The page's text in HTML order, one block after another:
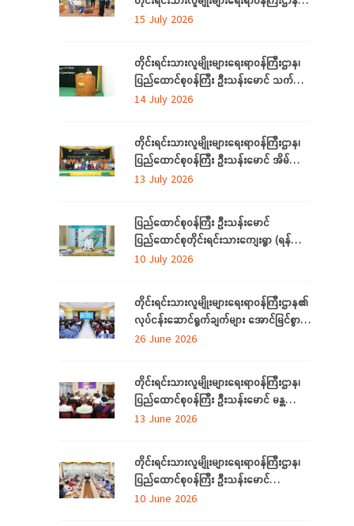
ရာသီသစ်ပင်စိုက်ပျိုးပွဲ အခမ်းအနားတက်
15 July 2026
တိုင်းရင်းသားလူမျိုးများရေးရာဝန်ကြီးဌာန၊
ပြည်ထောင်စုဝန်ကြီး ဦးသန်းမောင် သက်မွေး
ပညာသင်တန်းများ သင်တန်းဆင်းပွဲ
14 July 2026
တိုင်းရင်းသားလူမျိုးများရေးရာဝန်ကြီးဌာန၊
ပြည်ထောင်စုဝန်ကြီး ဦးသန်းမောင် အိမ်သုံး
ဆိုလာများ လွှဲပြောင်းထောက်ပံ့ပေးခြင်း
13 July 2026
ပြည်ထောင်စုဝန်ကြီး ဦးသန်းမောင်
ပြည်ထောင်စုတိုင်းရင်းသားကျေးရွာ (ရန်ကုန်)
အဆင့်မြှင့်တင်လုပ်ငန်းဆောင်ရွက်မှုများအား
10 July 2026
တိုင်းရင်းသားလူမျိုးများရေးရာဝန်ကြီးဌာန၏
လုပ်ငန်းဆောင်ရွက်ချက်များ အောင်မြင်စွာ
အကောင်အထည်ဖော်နိုင်ရေးအတွက်
26 June 2026
တိုင်းရင်းသားလူမျိုးများရေးရာဝန်ကြီးဌာန၊
ပြည်ထောင်စုဝန်ကြီး ဦးသန်းမောင် မန္တလေး
တိုင်းဒေသကြီးအတွင်းရှိ တိုင်းရင်းသားစာပေ
13 June 2026
တိုင်းရင်းသားလူမျိုးများရေးရာဝန်ကြီးဌာန၊
ပြည်ထောင်စုဝန်ကြီး ဦးသန်းမောင်
ပြည်ထောင်စုနယ်မြေ နေပြည်တော်အတွင်းရှိ
10 June 2026